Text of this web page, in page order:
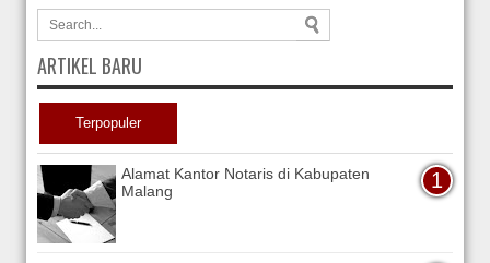
ARTIKEL BARU
Terpopuler
Alamat Kantor Notaris di Kabupaten
Malang